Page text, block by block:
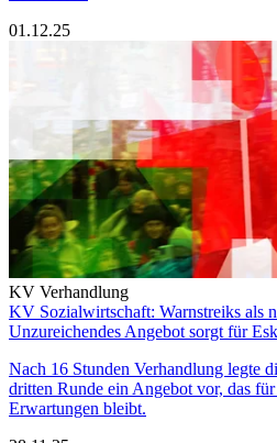
01.12.25
KV Verhandlung
KV Sozialwirtschaft: Warnstreiks als
Unzureichendes Angebot sorgt für
Nach 16 Stunden Verhandlung legte
dritten Runde ein Angebot vor, das
Erwartungen bleibt.